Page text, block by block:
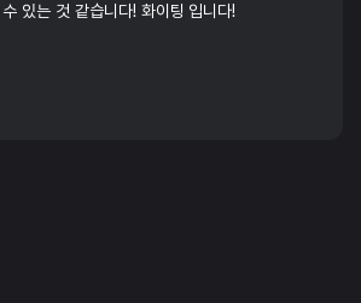
있는 것 같습니다! 화이팅 입니다!